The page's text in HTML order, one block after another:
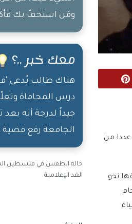
من
نحو
ومَن استخفّ بك
عنه
معك خبر ..؟
هناك طالب يُدعى
درس المحاماة
جيداً لدرجة أنه
الجامعة رفع قضية
واستردّ كامل
دفعها !!!
حالة الطقس في فلسطين
الغد الإعلامية